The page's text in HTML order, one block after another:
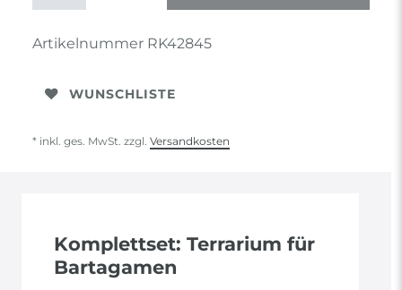
Artikelnummer RK42845
WUNSCHLISTE
* inkl. ges. MwSt. zzgl. Versandkosten
Komplettset: Terrarium für
Bartagamen